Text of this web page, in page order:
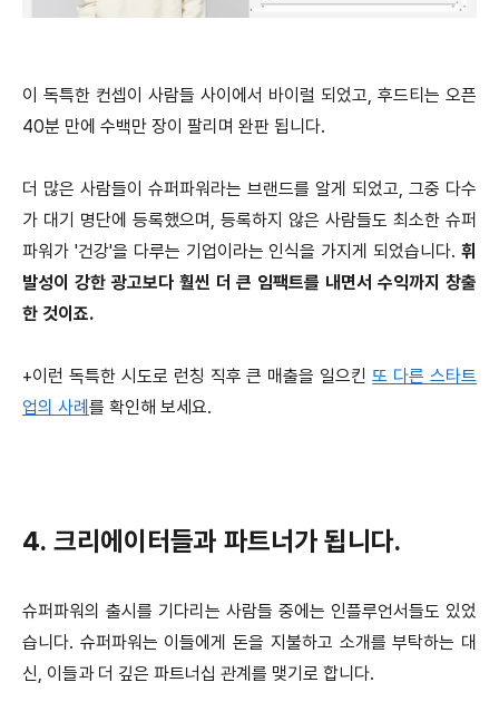
이 독특한 컨셉이 사람들 사이에서 바이럴 되었고, 후드티는 오픈
40분 만에 수백만 장이 팔리며 완판 됩니다.
더 많은 사람들이 슈퍼파워라는 브랜드를 알게 되었고, 그중 다수
가 대기 명단에 등록했으며, 등록하지 않은 사람들도 최소한 슈퍼
파워가 '건강'을 다루는 기업이라는 인식을 가지게 되었습니다. 휘
발성이 강한 광고보다 훨씬 더 큰 임팩트를 내면서 수익까지 창출
한 것이죠.
+이런 독특한 시도로 런칭 직후 큰 매출을 일으킨또 다른 스타트
업의 사례를 확인해 보세요.
4. 크리에이터들과 파트너가 됩니다.
슈퍼파워의 출시를 기다리는 사람들 중에는 인플루언서들도 있었
습니다. 슈퍼파워는 이들에게 돈을 지불하고 소개를 부탁하는 대
신, 이들과 더 깊은 파트너십 관계를 맺기로 합니다.